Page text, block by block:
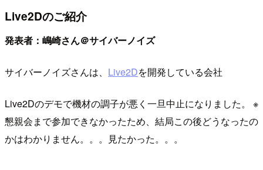
Live2Dのご紹介
発表者：嶋崎さん＠サイバーノイズ
サイバーノイズさんは、 Live2Dを開発している会社
Live2Dのデモで機材の調子が悪く一旦中止になりました。 ※
懇親会まで参加できなかったため、結局この後どうなったの
かはわかりません。。。見たかった。。。